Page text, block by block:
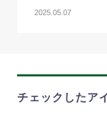
2025.05.07
チェックしたア